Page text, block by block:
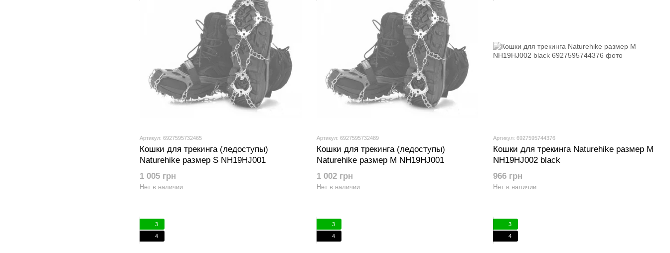
Артикул: 6927595732465
Кошки для трекинга (ледоступы)
Naturehike размер S NH19HJ001
1 005 грн
Нет в наличии
Артикул: 6927595732489
Кошки для трекинга (ледоступы)
Naturehike размер M NH19HJ001
1 002 грн
Нет в наличии
Артикул: 6927595744376
Кошки для трекинга Naturehike размер М
NH19HJ002 black
966 грн
Нет в наличии
3
4
3
4
3
4